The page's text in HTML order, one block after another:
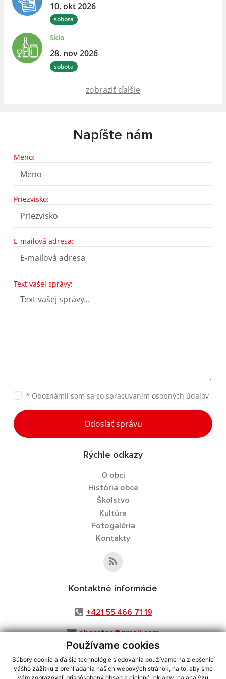
Používame cookies
Súbory cookie a ďalšie technológie sledovania používame na zlepšenie
vášho zážitku z prehliadania našich webových stránok, na to, aby sme
10. okt 2026
sobota
Sklo
28. nov 2026
sobota
zobraziť ďalšie
Napíšte nám
Meno:
Priezvisko:
E-mailová adresa:
Text vašej správy:
* Oboznámil som sa so spracúvaním osobných údajov
Odoslať správu
Rýchle odkazy
O obci
História obce
Školstvo
Kultúra
Fotogaléria
Kontakty
Kontaktné informácie
+421 55 466 71 19
obecstos@gmail.com